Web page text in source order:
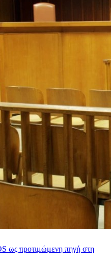
ως προτιμώμενη πηγή στη